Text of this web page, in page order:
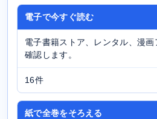
電子で今すぐ読む
電子書籍ストア、レンタル、漫
確認します。
16件
紙で全巻をそろえる